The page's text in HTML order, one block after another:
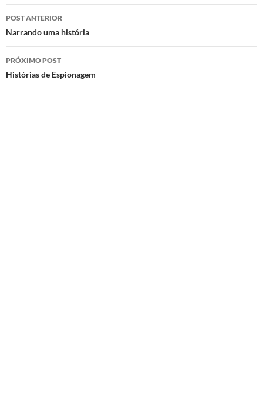
Navegação
de
posts
POST ANTERIOR
Narrando uma história
PRÓXIMO POST
Histórias de Espionagem